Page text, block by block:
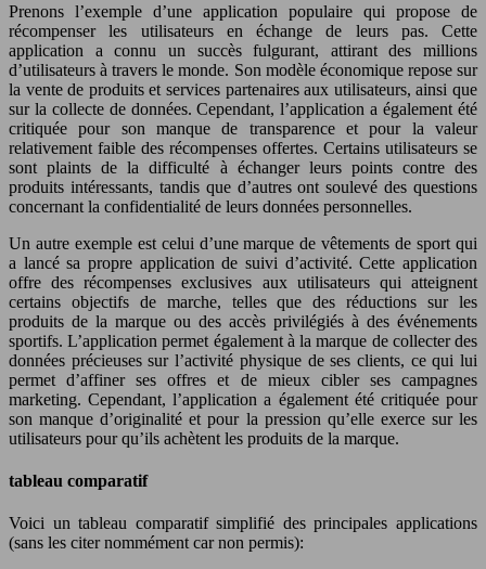
Prenons l’exemple d’une application populaire qui propose de
récompenser les utilisateurs en échange de leurs pas. Cette
application a connu un succès fulgurant, attirant des millions
d’utilisateurs à travers le monde. Son modèle économique repose sur
la vente de produits et services partenaires aux utilisateurs, ainsi que
sur la collecte de données. Cependant, l’application a également été
critiquée pour son manque de transparence et pour la valeur
relativement faible des récompenses offertes. Certains utilisateurs se
sont plaints de la difficulté à échanger leurs points contre des
produits intéressants, tandis que d’autres ont soulevé des questions
concernant la confidentialité de leurs données personnelles.
Un autre exemple est celui d’une marque de vêtements de sport qui
a lancé sa propre application de suivi d’activité. Cette application
offre des récompenses exclusives aux utilisateurs qui atteignent
certains objectifs de marche, telles que des réductions sur les
produits de la marque ou des accès privilégiés à des événements
sportifs. L’application permet également à la marque de collecter des
données précieuses sur l’activité physique de ses clients, ce qui lui
permet d’affiner ses offres et de mieux cibler ses campagnes
marketing. Cependant, l’application a également été critiquée pour
son manque d’originalité et pour la pression qu’elle exerce sur les
utilisateurs pour qu’ils achètent les produits de la marque.
tableau comparatif
Voici un tableau comparatif simplifié des principales applications
(sans les citer nommément car non permis):